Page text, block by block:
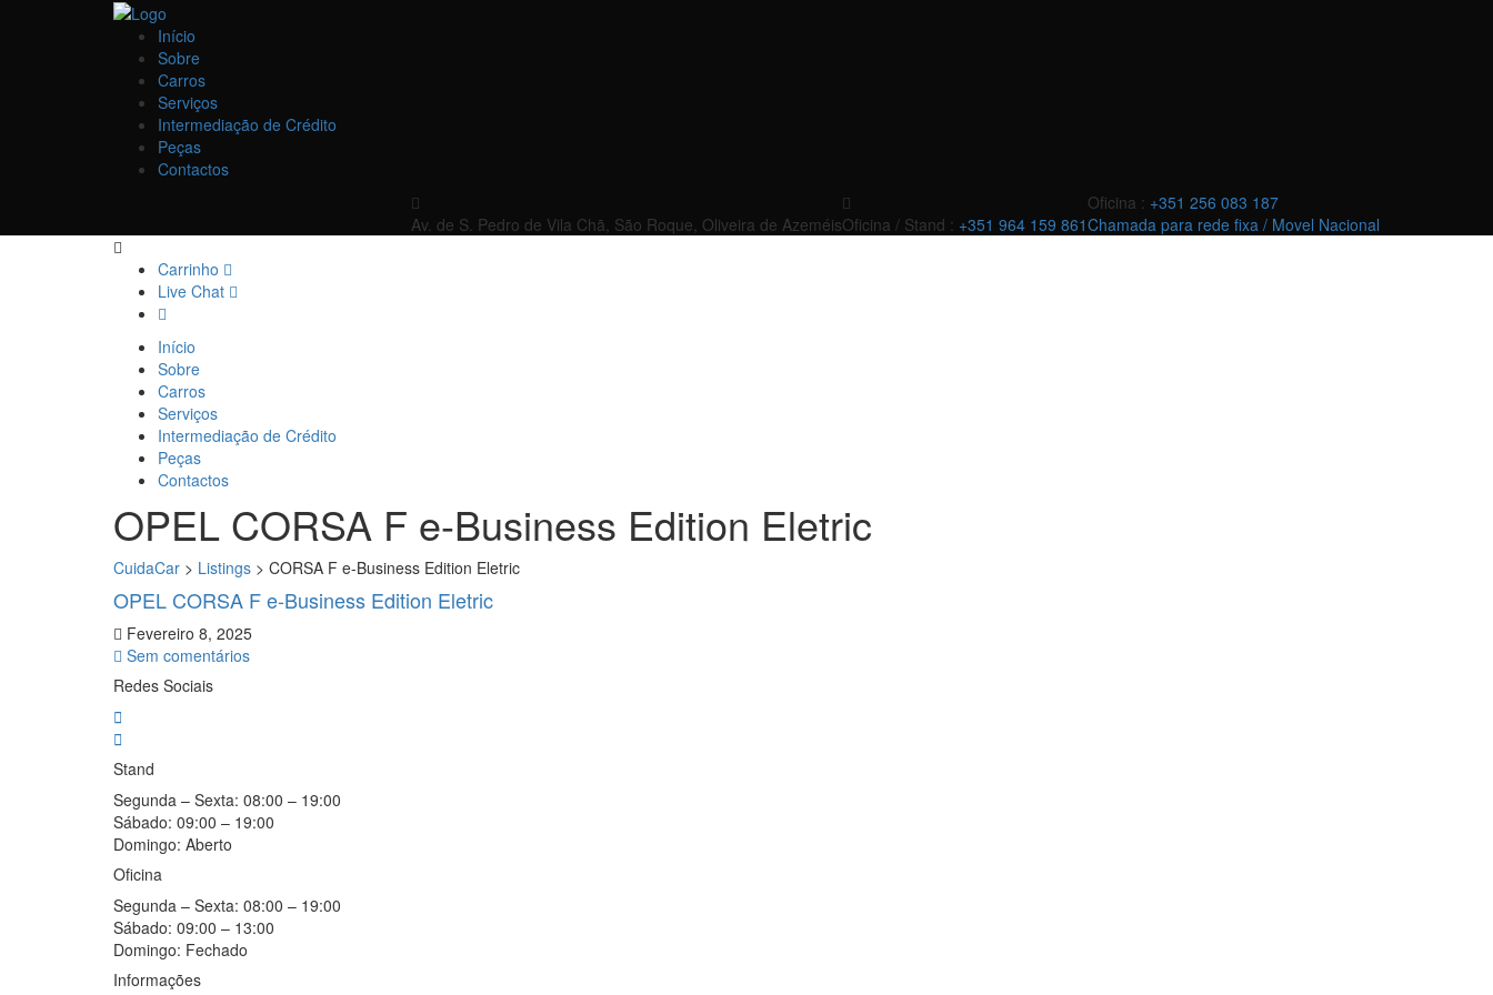
Início
Sobre
Carros
Serviços
Intermediação de Crédito
Peças
Contactos
Oficina : +351 256 083 187
Chamada para rede fixa / Movel Nacional
Oficina / Stand : +351 964 159 861
Av. de S. Pedro de Vila Chã, São Roque, Oliveira de Azeméis
Carrinho
Live Chat
Início
Sobre
Carros
Serviços
Intermediação de Crédito
Peças
Contactos
OPEL CORSA F e-Business Edition Eletric
CuidaCar > Listings > CORSA F e-Business Edition Eletric
OPEL CORSA F e-Business Edition Eletric
Fevereiro 8, 2025
Sem comentários
Redes Sociais
Stand
Segunda – Sexta: 08:00 – 19:00
Sábado: 09:00 – 19:00
Domingo: Aberto
Oficina
Segunda – Sexta: 08:00 – 19:00
Sábado: 09:00 – 13:00
Domingo: Fechado
Informações